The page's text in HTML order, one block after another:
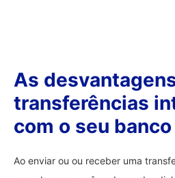
As
transferências
com o seu banco
Ao enviar ou ou receber uma